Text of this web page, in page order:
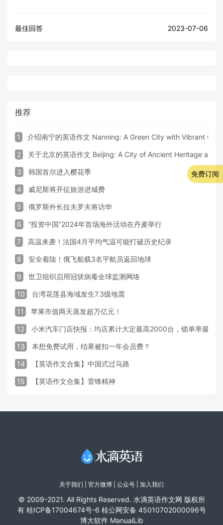
最佳回答 2023-07-06
推荐
1 介绍南宁的英语作文 Nanning: A Green City with Vibrant
2 关于北京的英语作文 Beijing: A City of Ancient Heritage and
3 韩国首尔进入樱花季
4 威尼斯将开征旅游进城费
5 俄罗斯外长拉夫罗夫将访华
6 “投资中国”2024年首场海外活动在丹麦举行
7 高温来袭！法国4月平均气温可能打破历史纪录
8 安全着陆！俄飞船载3名宇航员返回地球
9 世卫组织启用冠状病毒全球监测网络
10 台湾花莲县海域发生7.3级地震
11 苹果市值两天蒸发超万亿元！
12 小米汽车门店快报：均店累计大定最高2000台，锁单率最高
13 本想免费试用，结果被扣一年会员费？
14 【英语作文合集】中国式过马路
15 【英语作文合集】雷锋精神
关于我们 官方微博 | 公众号 | 加入我们
© 2009-2021. All Rights Reserved. 水滴英语作文网 版权所
有 桂ICP备17004674号-6 桂公网安备 45010702000096号
博大软件 ManualLib
免费订阅